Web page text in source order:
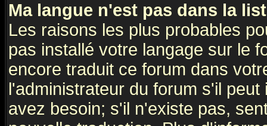
Ma langue n'est pas dans la
Les raisons les plus probables
pas installé votre langage sur le
encore traduit ce forum dans
l'administrateur du forum s'il
avez besoin; s'il n'existe pas,